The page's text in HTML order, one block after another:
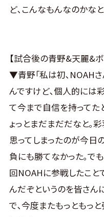
ど､こんなもんなのかな
【試合後の青野&天麗&
▼青野｢私は初､NOAHさ
んですけど､個人的には
て今まで自信を持ってた
ょっとまだまだだなと｡
思ってしまったのが今日
負にも勝てなかった｡で
回NOAHに参戦したこと
んだぞというのを皆さん
で､今度またもっともっ